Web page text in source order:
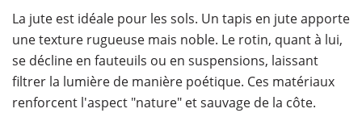
La jute est idéale pour les sols. Un tapis en jute apporte
une texture rugueuse mais noble. Le rotin, quant à lui,
se décline en fauteuils ou en suspensions, laissant
filtrer la lumière de manière poétique. Ces matériaux
renforcent l'aspect "nature" et sauvage de la côte.